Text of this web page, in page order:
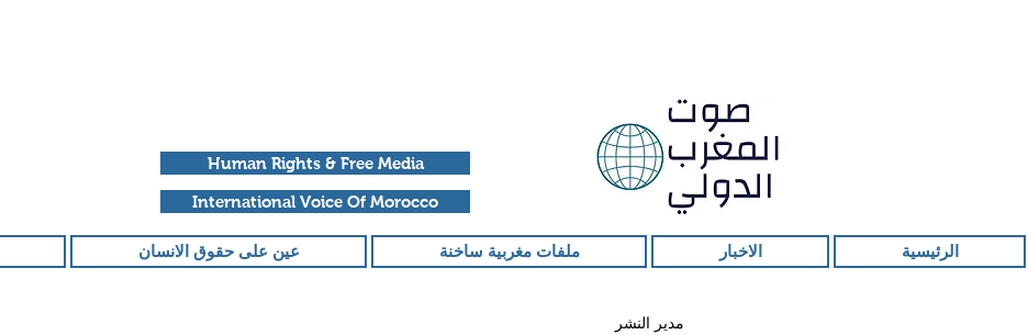
Human Rights & Free Media
International Voice Of Morocco
الرئيسية الاخبار ملفات مغربية ساخنة عين على حقوق الانسان
مدير النشر